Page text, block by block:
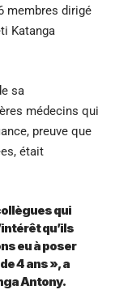
membres dirigé
Katanga
sa
médecins qui
preuve que
était
qui
qu’ils
eu à poser
4 ans », a
Antony.